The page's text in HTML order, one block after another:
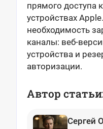
прямого доступа
устройствах
необходимость
каналы: веб-
устройства и
авторизации.
Автор
Сергей